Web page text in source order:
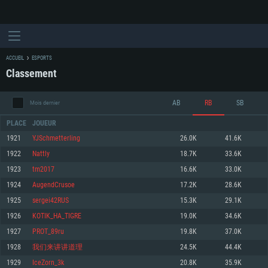
CONFIGURATION SYSTÈME REQUISE
Minimum
OS: Windows 10 (64 bit)
Processeur: Dual-Core 2.2 GHz
Minimum
OS: Mac OS Big Sur 11.0 ou plus récent
Processeur: Core i5, minimum 2.2GHz (Les processeurs Intel Xeon ne sont
Minimum
OS: Les configurations Linux 64 bits les plus modernes
Processeur: Dual-Core 2.4 GHz
ACCUEIL ESPORTS
Classement
Mois dernier AB RB SB
PLACE JOUEUR
1921 YJSchmetterling 26.0K 41.6K
1922 Nattly 18.7K 33.6K
1923 tm2017 16.6K 33.0K
1924 AugendCrusoe 17.2K 28.6K
1925 sergei42RUS 15.3K 29.1K
1926 KOTIK_HA_TIGRE 19.0K 34.6K
1927 PROT_89ru 19.8K 37.0K
1928 我们来讲讲道理 24.5K 44.4K
1929 IceZorn_3k 20.8K 35.9K